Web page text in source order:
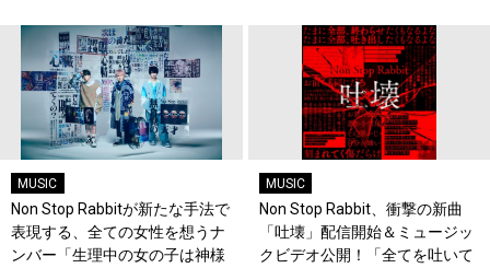
MUSIC
Non Stop Rabbitが新たな手法で
表現する、全ての女性を想うナ
ンバー「生理中の女の子は神様
MUSIC
Non Stop Rabbit、衝撃の新曲
「吐壊」配信開始＆ミュージッ
クビデオ公開！「全てを吐いて